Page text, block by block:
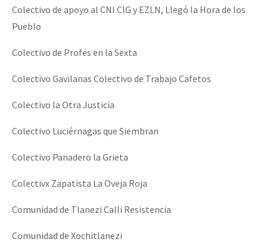
Colectivo de apoyo al CNI CIG y EZLN, Llegó la Hora de los
Pueblo
Colectivo de Profes en la Sexta
Colectivo Gavilanas Colectivo de Trabajo Cafetos
Colectivo la Otra Justicia
Colectivo Luciérnagas que Siembran
Colectivo Panadero la Grieta
Colectivx Zapatista La Oveja Roja
Comunidad de Tlanezi Calli Resistencia
Comunidad de Xochitlanezi